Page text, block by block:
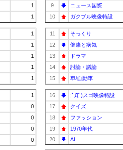
1
1
1
1
1
1
1
1
0
0
0
0
9
ニュース国際
10
ガクブル映像特設
11 そっくり
12
健康と病気
13
ドラマ
14
討論・議論
15
車/自動車
16 ;ﾟДﾟ)スゴ映像特設
17
クイズ
18
ファッション
19
1970年代
20
AI